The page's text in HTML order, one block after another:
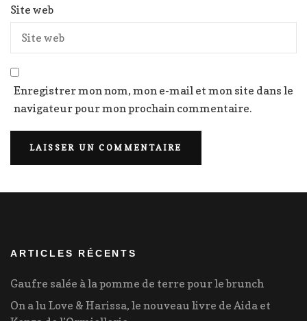
Site web
Enregistrer mon nom, mon e-mail et mon site dans le
navigateur pour mon prochain commentaire.
ARTICLES RÉCENTS
Gaufre salée à la pomme de terre pour le brunch
On a lu Love & Harissa, le nouveau livre de Aida et